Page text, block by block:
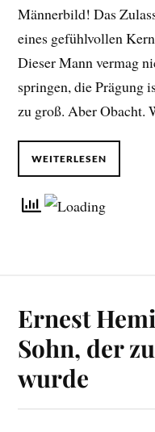
Männerbild! Das
eines gefühlvollen
Dieser Mann vermag
springen, die Prägung
zu groß. Aber Obacht.
WEITERLESEN
Ernest
Sohn, der
wurde